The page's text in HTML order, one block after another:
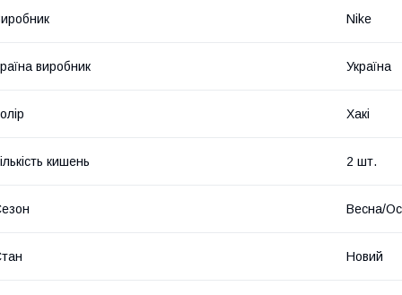
Nike
виробник Україна
Хакі
кишень 2 шт.
Весна/
Новий